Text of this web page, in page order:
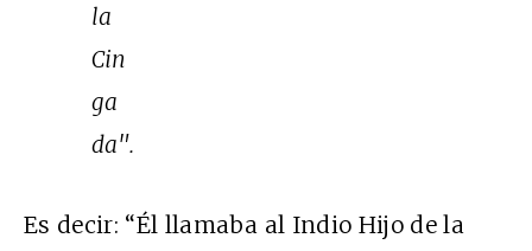
la
Cin
ga
da".
Es decir: “Él llamaba al Indio Hijo de la